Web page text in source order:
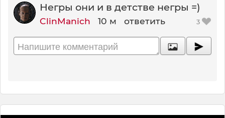
Негры они и в детстве негры =)
ClinManich 10 м ответить 3